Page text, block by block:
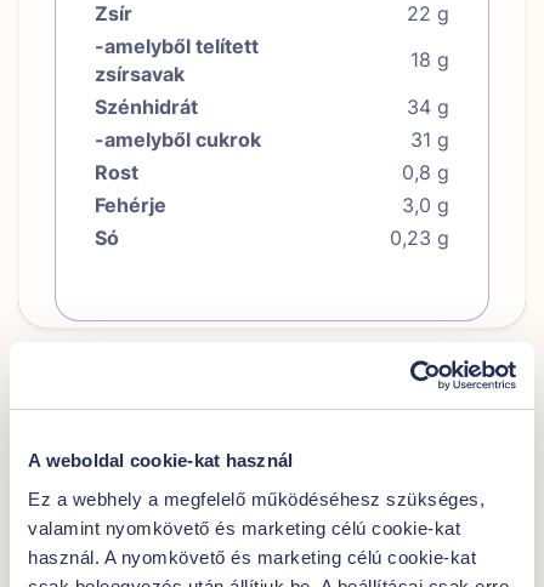
A weboldal cookie-kat használ
Ez a webhely a megfelelő működéséhesz szükséges,
valamint nyomkövető és marketing célú cookie-kat
használ. A nyomkövető és marketing célú cookie-kat
Zsír
22 g
-amelyből telített
zsírsavak
18 g
Szénhidrát
34 g
-amelyből cukrok
31 g
Rost
0,8 g
Fehérje
3,0 g
Só
0,23 g
További javaslataink